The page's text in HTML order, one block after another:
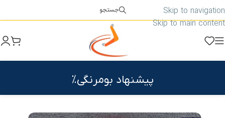
Skip to navigation
Skip to main content
جستجو
پیشنهاد بومرنگی%